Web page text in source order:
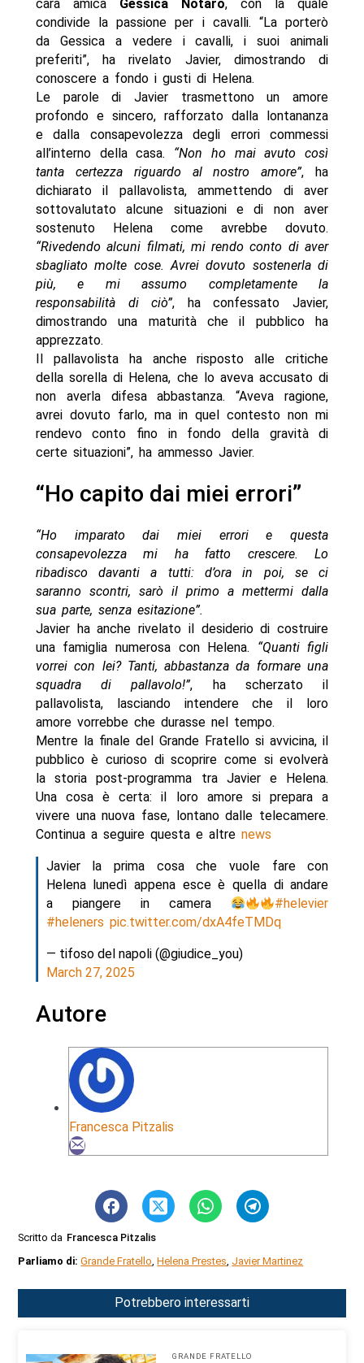
cara amica Gessica Notaro, con la quale
condivide la passione per i cavalli. “La porterò
da Gessica a vedere i cavalli, i suoi animali
preferiti”, ha rivelato Javier, dimostrando di
conoscere a fondo i gusti di Helena.
Le parole di Javier trasmettono un amore
profondo e sincero, rafforzato dalla lontananza
e dalla consapevolezza degli errori commessi
all’interno della casa. “Non ho mai avuto così
tanta certezza riguardo al nostro amore”, ha
dichiarato il pallavolista, ammettendo di aver
sottovalutato alcune situazioni e di non aver
sostenuto Helena come avrebbe dovuto.
“Rivedendo alcuni filmati, mi rendo conto di aver
sbagliato molte cose. Avrei dovuto sostenerla di
più, e mi assumo completamente la
responsabilità di ciò”, ha confessato Javier,
dimostrando una maturità che il pubblico ha
apprezzato.
Il pallavolista ha anche risposto alle critiche
della sorella di Helena, che lo aveva accusato di
non averla difesa abbastanza. “Aveva ragione,
avrei dovuto farlo, ma in quel contesto non mi
rendevo conto fino in fondo della gravità di
certe situazioni”, ha ammesso Javier.
“Ho capito dai miei errori”
“Ho imparato dai miei errori e questa
consapevolezza mi ha fatto crescere. Lo
ribadisco davanti a tutti: d’ora in poi, se ci
saranno scontri, sarò il primo a mettermi dalla
sua parte, senza esitazione”.
Javier ha anche rivelato il desiderio di costruire
una famiglia numerosa con Helena. “Quanti figli
vorrei con lei? Tanti, abbastanza da formare una
squadra di pallavolo!”, ha scherzato il
pallavolista, lasciando intendere che il loro
amore vorrebbe che durasse nel tempo.
Mentre la finale del Grande Fratello si avvicina, il
pubblico è curioso di scoprire come si evolverà
la storia post-programma tra Javier e Helena.
Una cosa è certa: il loro amore si prepara a
vivere una nuova fase, lontano dalle telecamere.
Continua a seguire questa e altre news
Javier la prima cosa che vuole fare con
Helena lunedì appena esce è quella di andare
a piangere in camera
#helevier
#heleners pic.twitter.com/dxA4feTMDq
— tifoso del napoli (@giudice_you)
March 27, 2025
Autore
Francesca Pitzalis
Scritto da Francesca Pitzalis
Parliamo di:Grande Fratello,Helena Prestes, Javier Martinez
Potrebbero interessarti
GRANDE FRATELLO